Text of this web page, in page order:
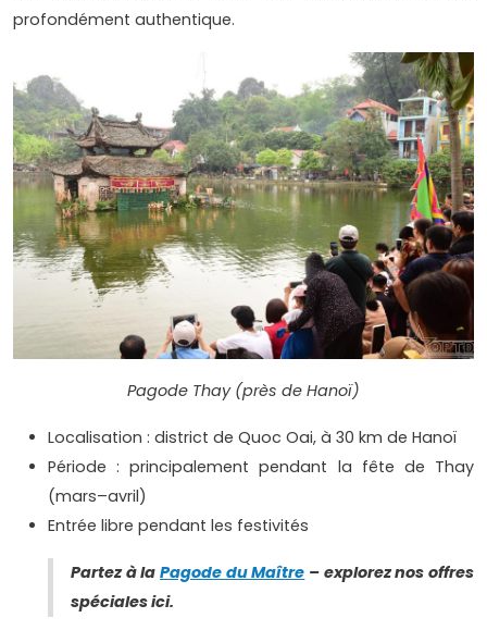
profondément authentique.
Pagode Thay (près de Hanoï)
Localisation : district de Quoc Oai, à 30 km de Hanoï
Période : principalement pendant la fête de Thay
(mars–avril)
Entrée libre pendant les festivités
Partez à la Pagode du Maître – explorez nos offres
spéciales ici.